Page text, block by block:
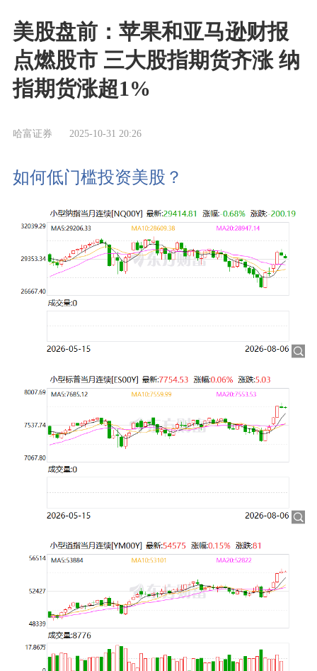
美股盘前：苹果和亚马逊财报
点燃股市 三大股指期货齐涨 纳
指期货涨超1%
哈富证券 2025-10-31 20:26
如何低门槛投资美股？